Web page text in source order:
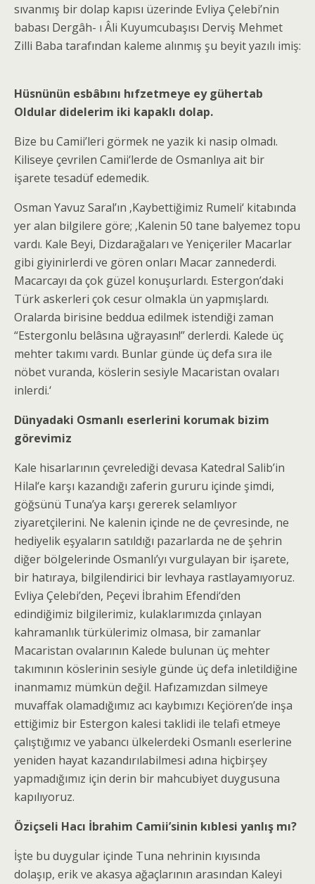
sıvanmış bir dolap kapısı üzerinde Evliya Çelebi’nin
babası Dergâh- ı Âli Kuyumcubaşısı Derviş Mehmet
Zilli Baba tarafından kaleme alınmış şu beyit yazılı imiş:
Hüsnünün esbâbını hıfzetmeye ey gühertab
Oldular didelerim iki kapaklı dolap.
Bize bu Camii’leri görmek ne yazik ki nasip olmadı.
Kiliseye çevrilen Camii‘lerde de Osmanlıya ait bir
işarete tesadüf edemedik.
Osman Yavuz Saral’ın ‚Kaybettiğimiz Rumeli‘ kitabında
yer alan bilgilere göre; ‚Kalenin 50 tane balyemez topu
vardı. Kale Beyi, Dizdarağaları ve Yeniçeriler Macarlar
gibi giyinirlerdi ve gören onları Macar zannederdi.
Macarcayı da çok güzel konuşurlardı. Estergon’daki
Türk askerleri çok cesur olmakla ün yapmışlardı.
Oralarda birisine beddua edilmek istendiği zaman
“Estergonlu belâsına uğrayasın!” derlerdi. Kalede üç
mehter takımı vardı. Bunlar günde üç defa sıra ile
nöbet vuranda, köslerin sesiyle Macaristan ovaları
inlerdi.‘
Dünyadaki Osmanlı eserlerini korumak bizim
görevimiz
Kale hisarlarının çevrelediği devasa Katedral Salib’in
Hilal‘e karşı kazandığı zaferin gururu içinde şimdi,
göğsünü Tuna’ya karşı gererek selamlıyor
ziyaretçilerini. Ne kalenin içinde ne de çevresinde, ne
hediyelik eşyaların satıldığı pazarlarda ne de şehrin
diğer bölgelerinde Osmanlı’yı vurgulayan bir işarete,
bir hatıraya, bilgilendirici bir levhaya rastlayamıyoruz.
Evliya Çelebi’den, Peçevi İbrahim Efendi‘den
edindiğimiz bilgilerimiz, kulaklarımızda çınlayan
kahramanlık türkülerimiz olmasa, bir zamanlar
Macaristan ovalarının Kalede bulunan üç mehter
takımının köslerinin sesiyle günde üç defa inletildiğine
inanmamız mümkün değil. Hafızamızdan silmeye
muvaffak olamadığımız acı kaybımızı Keçiören’de inşa
ettiğimiz bir Estergon kalesi taklidi ile telafi etmeye
çalıştığımız ve yabancı ülkelerdeki Osmanlı eserlerine
yeniden hayat kazandırılabilmesi adına hiçbirşey
yapmadığımız için derin bir mahcubiyet duygusuna
kapılıyoruz.
Öziçseli Hacı İbrahim Camii’sinin kıblesi yanlış mı?
İşte bu duygular içinde Tuna nehrinin kıyısında
dolaşıp, erik ve akasya ağaçlarının arasından Kaleyi